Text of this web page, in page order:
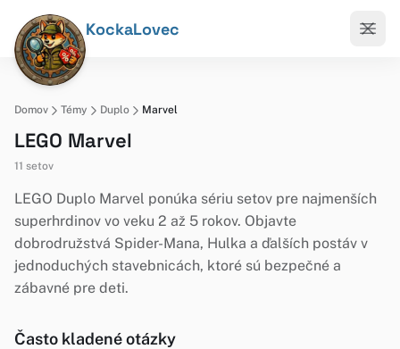
KockaLovec
Domov Témy Duplo Marvel
LEGO Marvel
11 setov
LEGO Duplo Marvel ponúka sériu setov pre najmenších
superhrdinov vo veku 2 až 5 rokov. Objavte
dobrodružstvá Spider-Mana, Hulka a ďalších postáv v
jednoduchých stavebnicách, ktoré sú bezpečné a
zábavné pre deti.
Často kladené otázky